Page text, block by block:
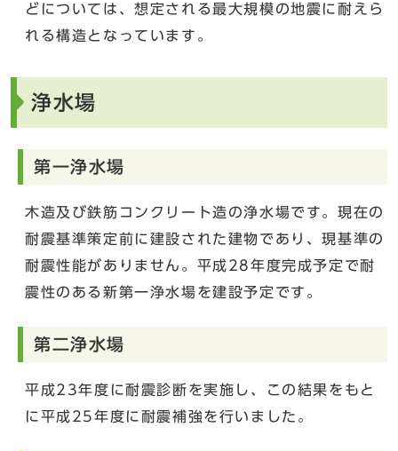
どについては、想定される最大規模の地震に耐えら
れる構造となっています。
浄水場
第一浄水場
木造及び鉄筋コンクリート造の浄水場です。現在の
耐震基準策定前に建設された建物であり、現基準の
耐震性能がありません。平成28年度完成予定で耐
震性のある新第一浄水場を建設予定です。
第二浄水場
平成23年度に耐震診断を実施し、この結果をもと
に平成25年度に耐震補強を行いました。